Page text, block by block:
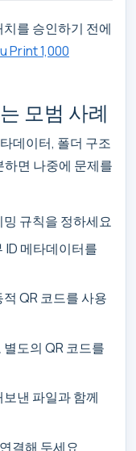
를 승인하기 전에
Print 1,000
모범 사례
데이터, 폴더 구조
면 나중에 문제를
규칙을 정하세요
ID 메타데이터를
QR 코드를 사용
도의 QR 코드를
낸 파일과 함께
결해 두세요